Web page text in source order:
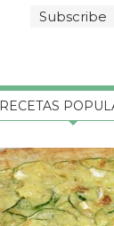
RECETAS